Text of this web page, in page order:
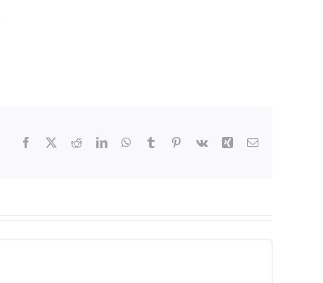
Facebook RedditLinkedInWhatsApp
Tumblr Pinterest
Vk Xing Email